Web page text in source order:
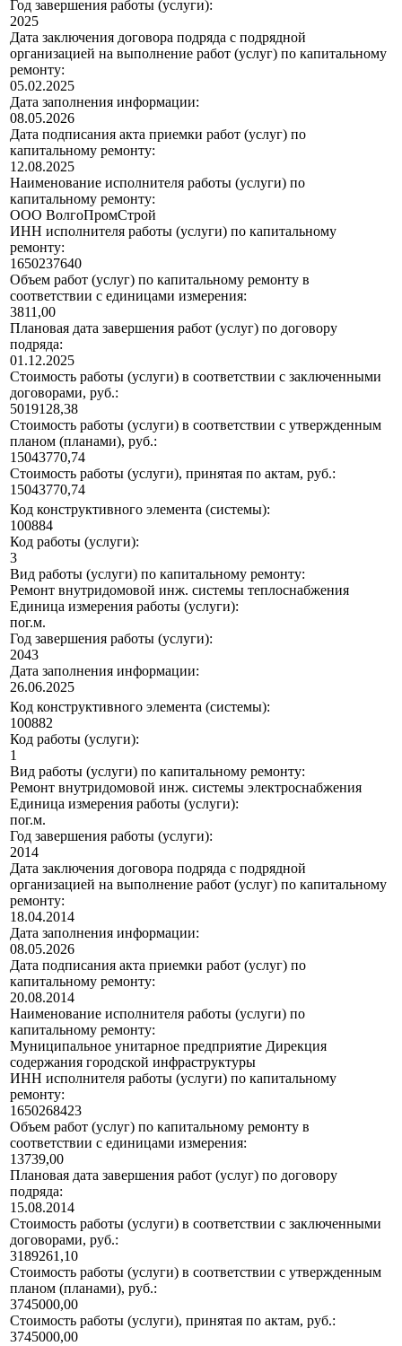
Год завершения работы (услуги):
2025
Дата заключения договора подряда с подрядной
организацией на выполнение работ (услуг) по капитальному
ремонту:
05.02.2025
Дата заполнения информации:
08.05.2026
Дата подписания акта приемки работ (услуг) по
капитальному ремонту:
12.08.2025
Наименование исполнителя работы (услуги) по
капитальному ремонту:
ООО ВолгоПромСтрой
ИНН исполнителя работы (услуги) по капитальному
ремонту:
1650237640
Объем работ (услуг) по капитальному ремонту в
соответствии с единицами измерения:
3811,00
Плановая дата завершения работ (услуг) по договору
подряда:
01.12.2025
Стоимость работы (услуги) в соответствии с заключенными
договорами, руб.:
5019128,38
Стоимость работы (услуги) в соответствии с утвержденным
планом (планами), руб.:
15043770,74
Стоимость работы (услуги), принятая по актам, руб.:
15043770,74
Код конструктивного элемента (системы):
100884
Код работы (услуги):
3
Вид работы (услуги) по капитальному ремонту:
Ремонт внутридомовой инж. системы теплоснабжения
Единица измерения работы (услуги):
пог.м.
Год завершения работы (услуги):
2043
Дата заполнения информации:
26.06.2025
Код конструктивного элемента (системы):
100882
Код работы (услуги):
1
Вид работы (услуги) по капитальному ремонту:
Ремонт внутридомовой инж. системы электроснабжения
Единица измерения работы (услуги):
пог.м.
Год завершения работы (услуги):
2014
Дата заключения договора подряда с подрядной
организацией на выполнение работ (услуг) по капитальному
ремонту:
18.04.2014
Дата заполнения информации:
08.05.2026
Дата подписания акта приемки работ (услуг) по
капитальному ремонту:
20.08.2014
Наименование исполнителя работы (услуги) по
капитальному ремонту:
Муниципальное унитарное предприятие Дирекция
содержания городской инфраструктуры
ИНН исполнителя работы (услуги) по капитальному
ремонту:
1650268423
Объем работ (услуг) по капитальному ремонту в
соответствии с единицами измерения:
13739,00
Плановая дата завершения работ (услуг) по договору
подряда:
15.08.2014
Стоимость работы (услуги) в соответствии с заключенными
договорами, руб.:
3189261,10
Стоимость работы (услуги) в соответствии с утвержденным
планом (планами), руб.:
3745000,00
Стоимость работы (услуги), принятая по актам, руб.:
3745000,00